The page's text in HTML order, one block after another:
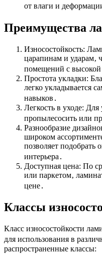
от влаги и
Преимущества
Износостойкость:
царапинам и ударам‚
помещений с высокой
Простота укладки:
легко укладывается
навыков․
Легкость в уходе:
пропылесосить или
Разнообразие
широком
позволяет подобрать
интерьера․
Доступная цена: По
или паркетом‚
цене․
Классы
Класс износостойкости
для использования в
распространенные классы: